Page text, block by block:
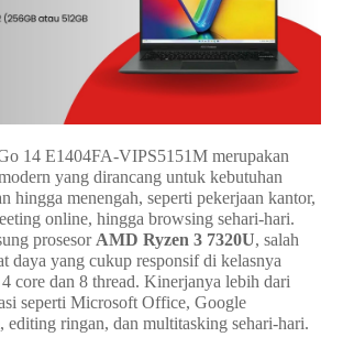
14 E1404FA-VIPS5151M merupakan
yang dirancang untuk kebutuhan
hingga menengah, seperti pekerjaan kantor,
online, hingga browsing sehari-hari.
prosesor AMD Ryzen 3 7320U, salah
daya yang cukup responsif di kelasnya
core dan 8 thread. Kinerjanya lebih dari
seperti Microsoft Office, Google
editing ringan, dan multitasking sehari-hari.